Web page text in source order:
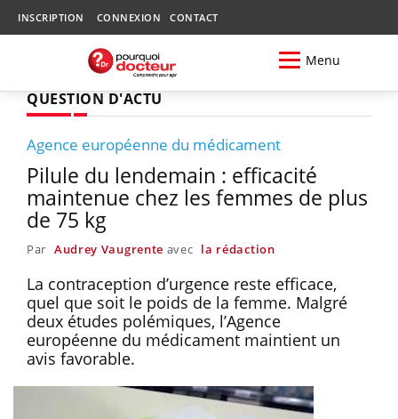
INSCRIPTION CONNEXION CONTACT
Menu
QUESTION D'ACTU
Agence européenne du médicament
Pilule du lendemain : efficacité
maintenue chez les femmes de plus
de 75 kg
Par Audrey Vaugrente avec la rédaction
La contraception d’urgence reste efficace,
quel que soit le poids de la femme. Malgré
deux études polémiques, l’Agence
européenne du médicament maintient un
avis favorable.